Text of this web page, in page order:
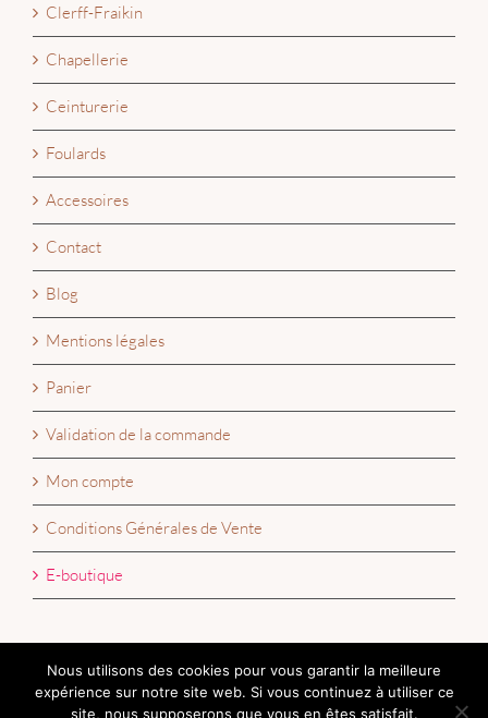
Clerff-Fraikin
Chapellerie
Ceinturerie
Foulards
Accessoires
Contact
Blog
Mentions légales
Panier
Validation de la commande
Mon compte
Conditions Générales de Vente
E-boutique
Nous utilisons des cookies pour vous garantir la meilleure
expérience sur notre site web. Si vous continuez à utiliser ce
site, nous supposerons que vous en êtes satisfait.